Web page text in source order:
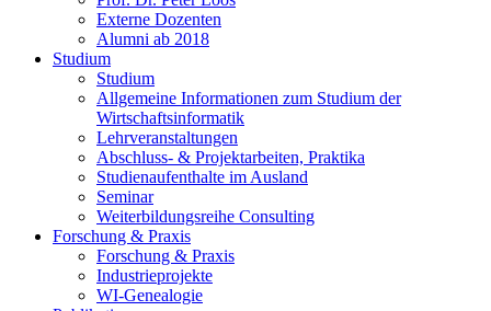
Externe Dozenten
Alumni ab 2018
Studium
Studium
Allgemeine Informationen zum Studium der
Wirtschaftsinformatik
Lehrveranstaltungen
Abschluss- & Projektarbeiten, Praktika
Studienaufenthalte im Ausland
Seminar
Weiterbildungsreihe Consulting
Forschung & Praxis
Forschung & Praxis
Industrieprojekte
WI-Genealogie